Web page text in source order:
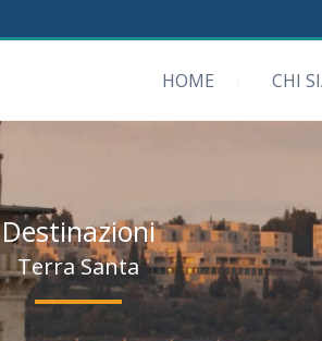
HOME CHI
Destinazioni
Terra Santa